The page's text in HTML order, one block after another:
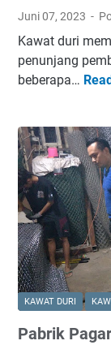
P
r
o
v
s
i
K
a
l
i
m
a
n
t
a
U
n
t
u
a
n
d
a
r
U
d
r
I
Juni 07, 2023
Kawat duri
penunjang
beberapa…
KAWAT DURI
Pabrik